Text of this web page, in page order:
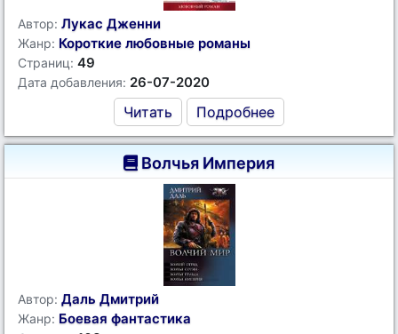
Автор: Лукас Дженни
Жанр: Короткие любовные романы
Страниц: 49
Дата добавления: 26-07-2020
Читать Подробнее
Волчья Империя
Автор: Даль Дмитрий
Жанр: Боевая фантастика